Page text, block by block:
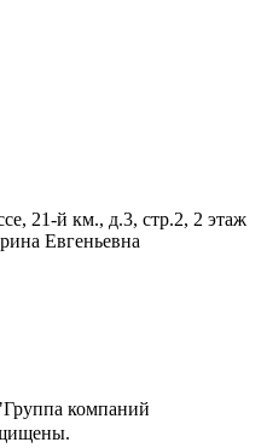
21-й км., д.3, стр.2, 2 этаж
Евгеньевна
компаний